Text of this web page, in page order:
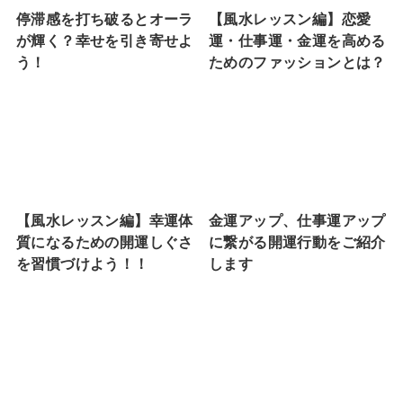
停滞感を打ち破るとオーラ
が輝く？幸せを引き寄せよ
う！
【風水レッスン編】恋愛
運・仕事運・金運を高める
ためのファッションとは？
【風水レッスン編】幸運体
質になるための開運しぐさ
を習慣づけよう！！
金運アップ、仕事運アップ
に繋がる開運行動をご紹介
します